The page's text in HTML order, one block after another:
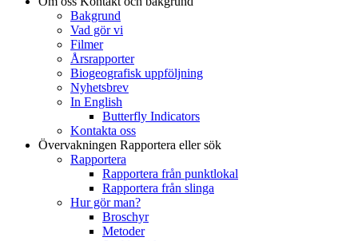
Bakgrund
Vad gör vi
Filmer
Årsrapporter
Biogeografisk uppföljning
Nyhetsbrev
In English
Butterfly Indicators
Kontakta oss
Övervakningen Rapportera eller sök
Rapportera
Rapportera från punktlokal
Rapportera från slinga
Hur gör man?
Broschyr
Metoder